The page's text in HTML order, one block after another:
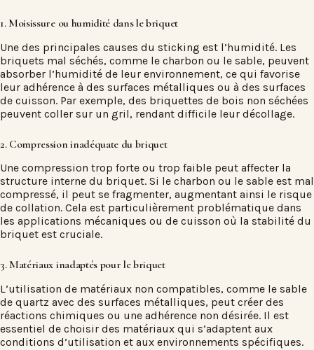
1. Moisissure ou humidité dans le briquet
Une des principales causes du sticking est l’humidité. Les
briquets mal séchés, comme le charbon ou le sable, peuvent
absorber l’humidité de leur environnement, ce qui favorise
leur adhérence à des surfaces métalliques ou à des surfaces
de cuisson. Par exemple, des briquettes de bois non séchées
peuvent coller sur un gril, rendant difficile leur décollage.
2. Compression inadéquate du briquet
Une compression trop forte ou trop faible peut affecter la
structure interne du briquet. Si le charbon ou le sable est mal
compressé, il peut se fragmenter, augmentant ainsi le risque
de collation. Cela est particulièrement problématique dans
les applications mécaniques ou de cuisson où la stabilité du
briquet est cruciale.
3. Matériaux inadaptés pour le briquet
L’utilisation de matériaux non compatibles, comme le sable
de quartz avec des surfaces métalliques, peut créer des
réactions chimiques ou une adhérence non désirée. Il est
essentiel de choisir des matériaux qui s’adaptent aux
conditions d’utilisation et aux environnements spécifiques.